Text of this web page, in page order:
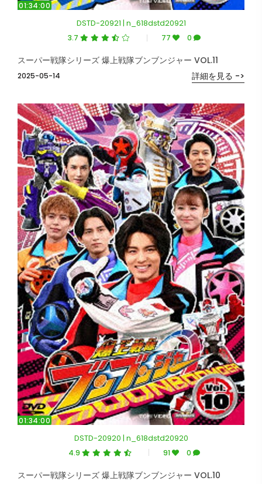
01:34:00
DSTD-20921 | n_618dstd20921
3.7 77 0
2025-05-14
スーパー戦隊シリーズ 爆上戦隊ブンブンジャー VOL.11
詳細を見る ->
01:34:00
DSTD-20920 | n_618dstd20920
4.9 91 0
スーパー戦隊シリーズ 爆上戦隊ブンブンジャー VOL.10